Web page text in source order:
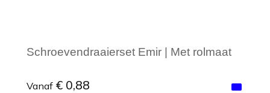
Schroevendraaierset Emir | Met rolmaat
Vanaf € 0,88